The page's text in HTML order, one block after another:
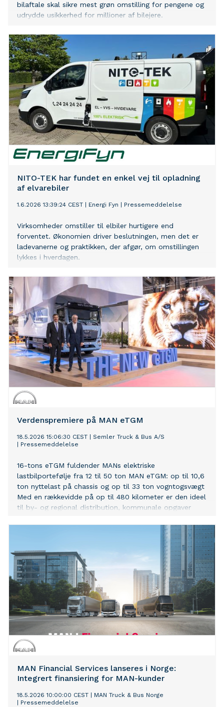
bilaftale skal sikre mest grøn omstilling for pengene og
udrydde usikkerhed for millioner af bilejere.
NITO-TEK har fundet en enkel vej til opladning
af elvarebiler
1.6.2026 13:39:24 CEST Energi Fyn Pressemeddelelse
Virksomheder omstiller til elbiler hurtigere end
forventet. Økonomien driver beslutningen, men det er
ladevanerne og praktikken, der afgør, om omstillingen
lykkes i hverdagen.
Verdenspremiere på MAN eTGM
18.5.2026 15:06:30 CEST
Semler Truck & Bus A/S
Pressemeddelelse
16-tons eTGM fuldender MANs elektriske
lastbilportefølje fra 12 til 50 ton MAN eTGM: op til 10,6
ton nyttelast på chassis og op til 33 ton vogntogsvægt
Med en rækkevidde på op til 480 kilometer er den ideel
til by- og regional distribution, kommunale opgaver
distributionslastbil i 16-tons segmentet: økonomiske
fordele i forhold til CO₂-afgifter og EU’s emissionsmål
MAN Financial Services lanseres i Norge:
Integrert finansiering for MAN-kunder
18.5.2026 10:00:00 CEST
MAN Truck & Bus Norge
Pressemeddelelse